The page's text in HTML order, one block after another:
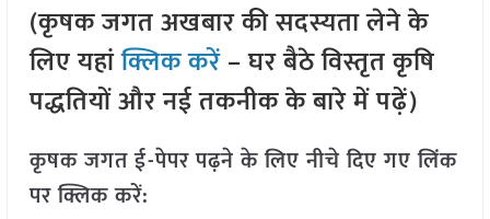
(कृषक जगत अखबार की सदस्यता लेने के
लिए यहांक्लिक करें– घर बैठे विस्तृत कृषि
पद्धतियों और नई तकनीक के बारे में पढ़ें)
कृषक जगत ई-पेपर पढ़ने के लिए नीचे दिए गए लिंक
पर क्लिक करें: